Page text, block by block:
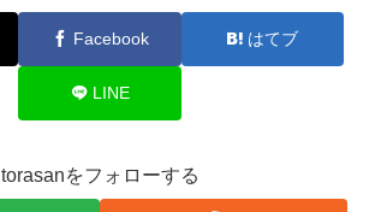
Facebook はてブ
LINE
torasanをフォローする